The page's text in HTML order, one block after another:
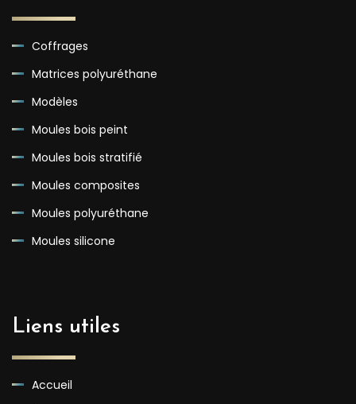
Coffrages
Matrices polyuréthane
Modèles
Moules bois peint
Moules bois stratifié
Moules composites
Moules polyuréthane
Moules silicone
Liens utiles
Accueil